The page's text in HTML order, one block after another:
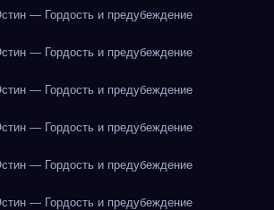
— Гордость и предубеждение
— Гордость и предубеждение
— Гордость и предубеждение
— Гордость и предубеждение
— Гордость и предубеждение
— Гордость и предубеждение